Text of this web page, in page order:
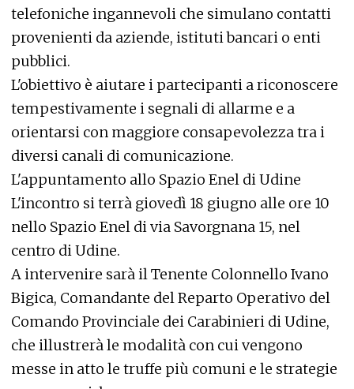
telefoniche ingannevoli che simulano contatti
provenienti da aziende, istituti bancari o enti
pubblici.
L'obiettivo è aiutare i partecipanti a riconoscere
tempestivamente i segnali di allarme e a
orientarsi con maggiore consapevolezza tra i
diversi canali di comunicazione.
L'appuntamento allo Spazio Enel di Udine
L'incontro si terrà giovedì 18 giugno alle ore 10
nello Spazio Enel di via Savorgnana 15, nel
centro di Udine.
A intervenire sarà il Tenente Colonnello Ivano
Bigica, Comandante del Reparto Operativo del
Comando Provinciale dei Carabinieri di Udine,
che illustrerà le modalità con cui vengono
messe in atto le truffe più comuni e le strategie